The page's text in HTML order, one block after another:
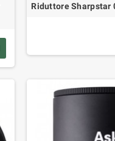
Riduttore Sharpstar